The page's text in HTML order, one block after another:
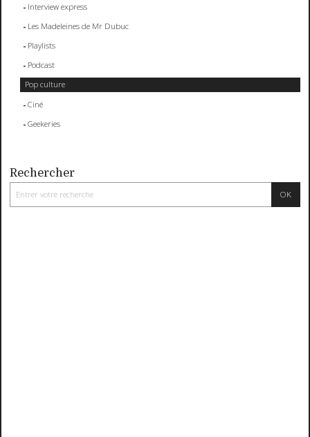
Interview express
Les Madeleines de Mr Dubuc
Playlists
Podcast
Pop culture
Ciné
Geekeries
Rechercher